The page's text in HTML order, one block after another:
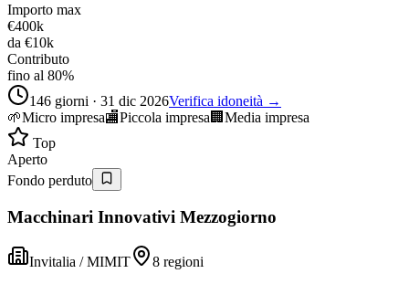
Importo max
€400k
da €10k
Contributo
fino al 80%
146 giorni · 31 dic 2026Verifica idoneità →
🌱Micro impresa🏬Piccola impresa 🏢 Media impresa
Top
Aperto
Fondo perduto
Macchinari Innovativi Mezzogiorno
Invitalia / MIMIT
8 regioni